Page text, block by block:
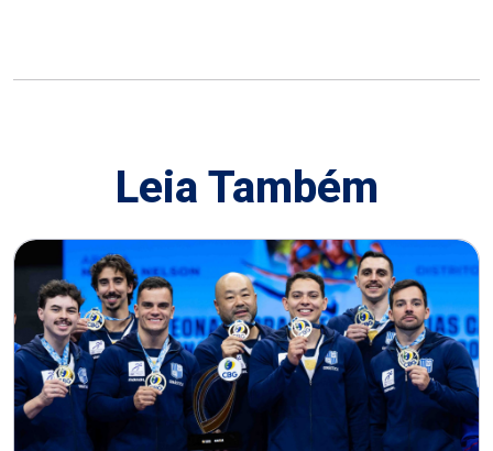
Leia Também